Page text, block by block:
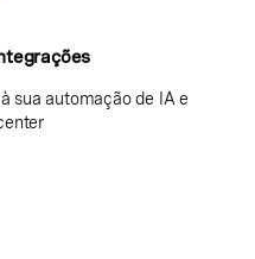
sua automação de IA e